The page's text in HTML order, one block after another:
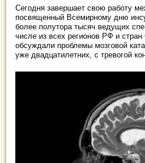
Сегодня завершает свою работу
посвященный Всемирному дню
более полутора тысяч ведущих
числе из всех регионов РФ и
обсуждали проблемы мозговой
уже двадцатилетних, с тревогой